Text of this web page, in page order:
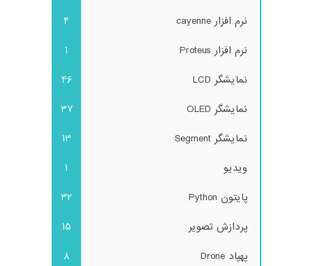
نرم افزار cayenne
4
نرم افزار Proteus
1
نمایشگر LCD
46
نمایشگر OLED
37
نمایشگر Segment
13
ویدیو
1
پایتون Python
32
پردازش تصویر
15
پهپاد Drone
8